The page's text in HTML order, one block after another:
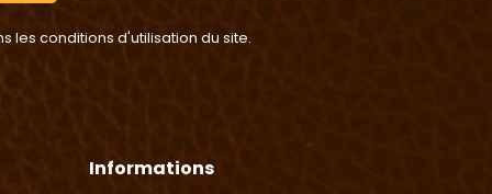
les conditions d'utilisation du site.
Informations